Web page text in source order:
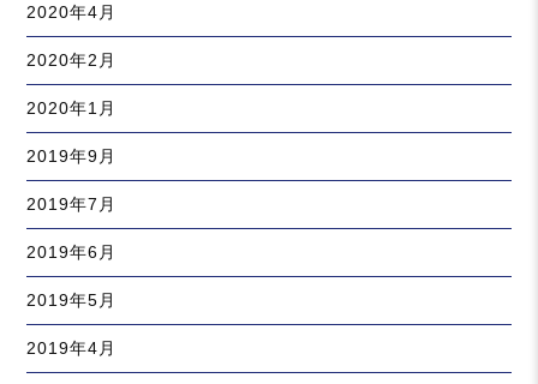
2020年4月
2020年2月
2020年1月
2019年9月
2019年7月
2019年6月
2019年5月
2019年4月